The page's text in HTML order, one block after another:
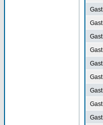
Gast
Gast
Gast
Gast
Gast
Gast
Gast
Gast
Gast